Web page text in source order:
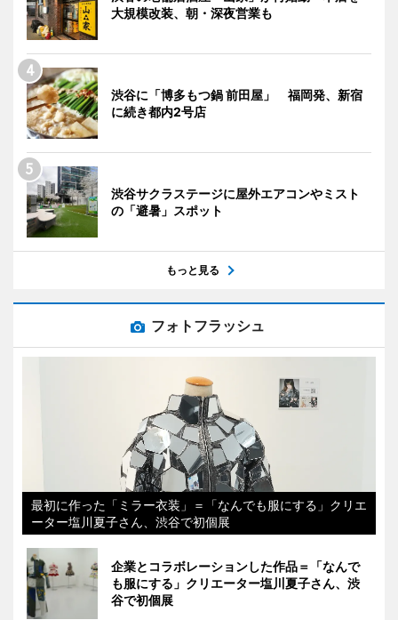
大規模改装、朝・深夜営業も
渋谷に「博多もつ鍋 前田屋」 福岡発、新宿
に続き都内2号店
渋谷サクラステージに屋外エアコンやミスト
の「避暑」スポット
もっと見る
フォトフラッシュ
最初に作った「ミラー衣装」＝「なんでも服にする」クリエ
ーター塩川夏子さん、渋谷で初個展
企業とコラボレーションした作品＝「なんで
も服にする」クリエーター塩川夏子さん、渋
谷で初個展